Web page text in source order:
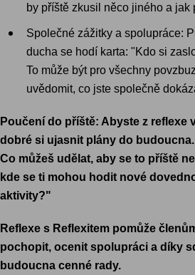
by příště zkusil něco jiného a jak
Společné zážitky a spolupráce:
ducha se hodí karta: "Kdo si
To může být pro všechny
uvědomit, co jste společně
Poučení do příště: Abyste z reflexe
dobré si ujasnit plány do
Co můžeš udělat, aby se to příště
kde se ti mohou hodit nové
aktivity?"
Reflexe s Reflexitem pomůže
pochopit, ocenit spolupráci a díky
budoucna cenné rady.